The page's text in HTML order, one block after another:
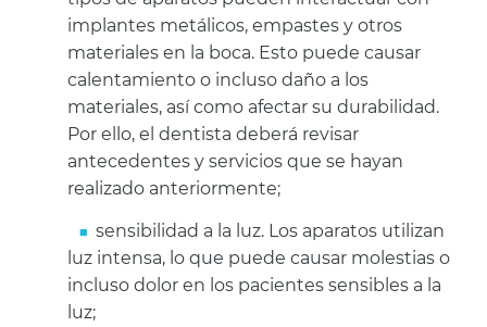
implantes metálicos, empastes y otros
materiales en la boca. Esto puede causar
calentamiento o incluso daño a los
materiales, así como afectar su durabilidad.
Por ello, el dentista deberá revisar
antecedentes y servicios que se hayan
realizado anteriormente;
sensibilidad a la luz. Los aparatos utilizan
luz intensa, lo que puede causar molestias o
incluso dolor en los pacientes sensibles a la
luz;